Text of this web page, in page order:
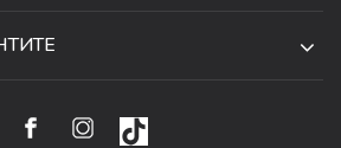
И ЗАМЕНА НА ПРОИЗВОД